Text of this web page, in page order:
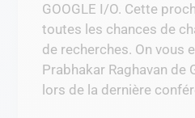
GOOGLE I/O. Cette
toutes les chances de
de recherches. On vous
Prabhakar Raghavan de
lors de la dernière